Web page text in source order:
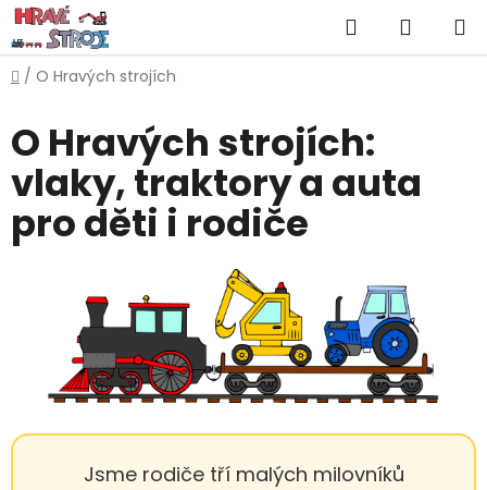
Přejít
na
obsah
Hledat
KOŠÍK
Domů
/ O Hravých strojích
O Hravých strojích:
vlaky, traktory a auta
pro děti i rodiče
Jsme rodiče tří malých milovníků